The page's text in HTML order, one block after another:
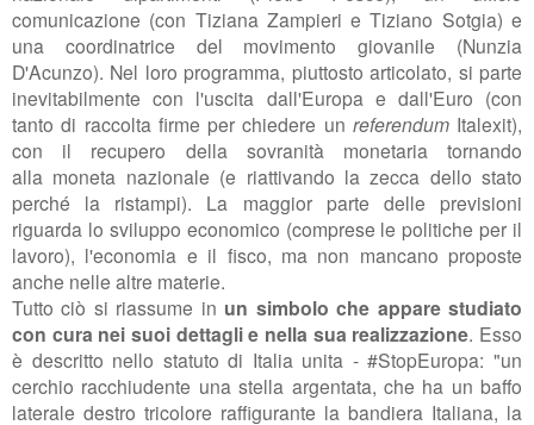
comunicazione (con Tiziana Zampieri e Tiziano Sotgia) e
una coordinatrice del movimento giovanile (Nunzia
D'Acunzo). Nel loro programma, piuttosto articolato, si parte
inevitabilmente con l'uscita dall'Europa e dall'Euro (con
tanto di raccolta firme per chiedere un referendumItalexit),
con il recupero della sovranità monetaria tornando
alla moneta nazionale (e riattivando la zecca dello stato
perché la ristampi). La maggior parte delle previsioni
riguarda lo sviluppo economico (comprese le politiche per il
lavoro), l'economia e il fisco, ma non mancano proposte
anche nelle altre materie.
Tutto ciò si riassume in un simbolo che appare studiato
con cura nei suoi dettagli e nella sua realizzazione. Esso
è descritto nello statuto di Italia unita - #StopEuropa: "un
cerchio racchiudente una stella argentata, che ha un baffo
laterale destro tricolore raffigurante la bandiera Italiana, la